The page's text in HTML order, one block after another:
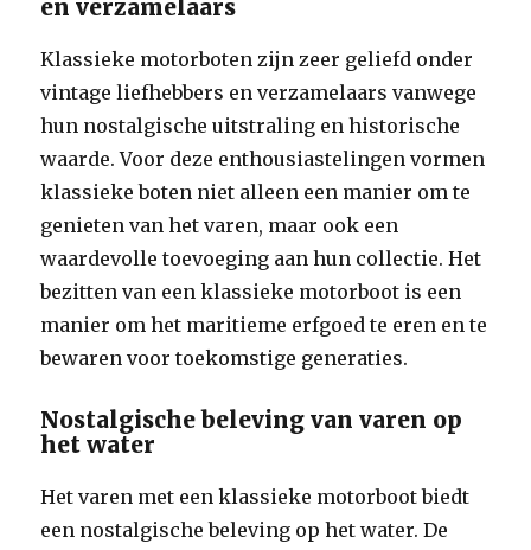
en verzamelaars
Klassieke motorboten zijn zeer geliefd onder
vintage liefhebbers en verzamelaars vanwege
hun nostalgische uitstraling en historische
waarde. Voor deze enthousiastelingen vormen
klassieke boten niet alleen een manier om te
genieten van het varen, maar ook een
waardevolle toevoeging aan hun collectie. Het
bezitten van een klassieke motorboot is een
manier om het maritieme erfgoed te eren en te
bewaren voor toekomstige generaties.
Nostalgische beleving van varen op
het water
Het varen met een klassieke motorboot biedt
een nostalgische beleving op het water. De